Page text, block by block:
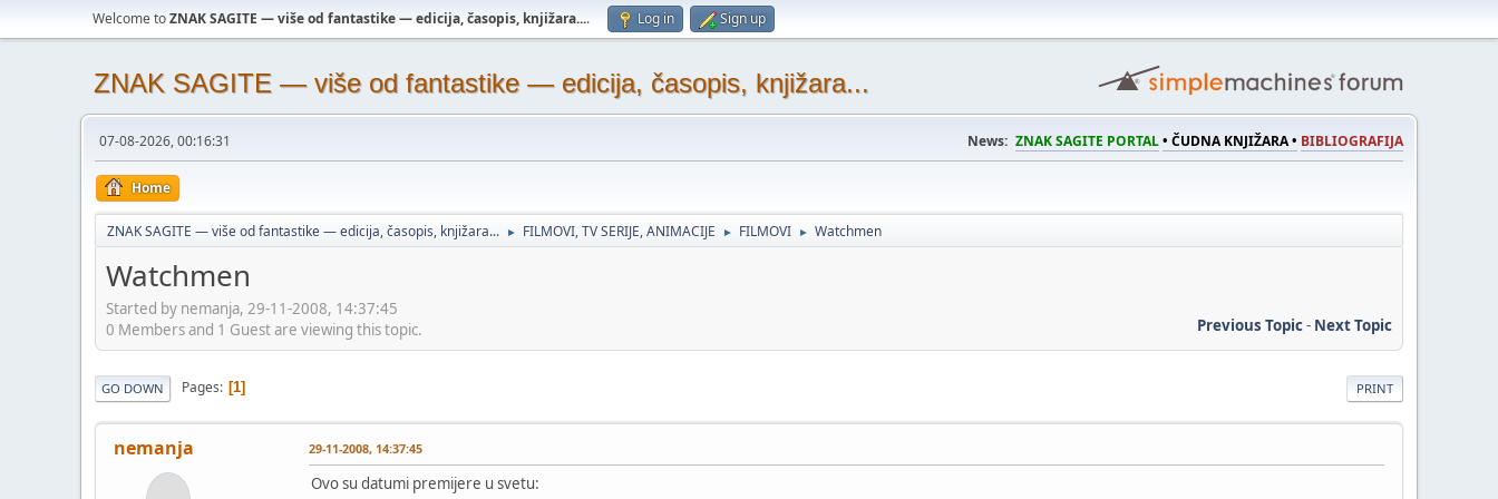
Welcome toZNAK SAGITE — više od fantastike — edicija, časopis, knjižara.... Log in Sign up
ZNAK SAGITE — više od fantastike — edicija, časopis, knjižara...
07-08-2026, 00:16:31 News: ZNAK SAGITE PORTAL• ČUDNA KNJIŽARA • BIBLIOGRAFIJA
Home
ZNAK SAGITE — više od fantastike — edicija, časopis, knjižara... ► FILMOVI, TV SERIJE, ANIMACIJE ► FILMOVI ► Watchmen
Watchmen
Started by nemanja, 29-11-2008, 14:37:45
Previous Topic- Next Topic
0 Members and 1 Guest are viewing this topic.
PRINT
GO DOWN Pages 1
nemanja 29-11-2008, 14:37:45
Ovo su datumi premijere u svetu: